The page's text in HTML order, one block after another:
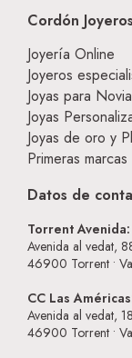
Cordón Joyeros
Joyería Online
Joyeros
Joyas para
Joyas
Joyas de oro y
Primeras marcas
Datos de
Torrent Avenida:
Avenida al vedat,
46900 Torrent •
CC Las
Avenida al vedat,
46900 Torrent •